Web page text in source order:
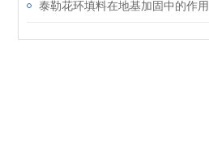
泰勒花环填料在地基加固中的作用